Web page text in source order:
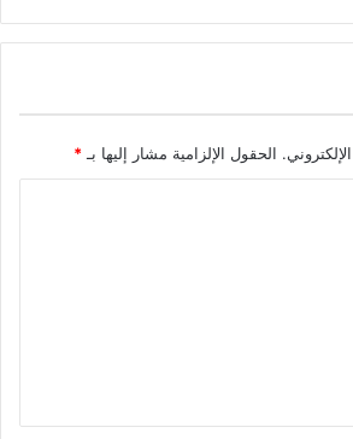
الحقول الإلزامية مشار إليها بـ*